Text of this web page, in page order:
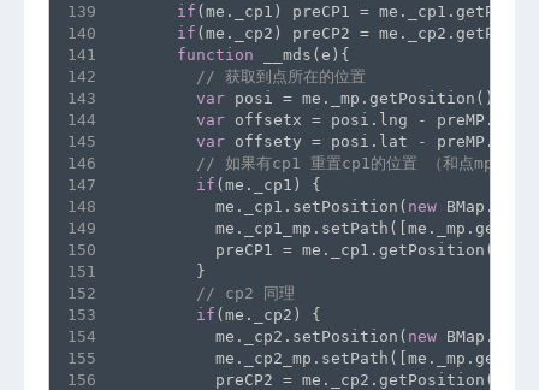
139
140
141
142
143
144
145
146
147
148
149
150
151
152
153
154
155
156
if (me._cp1) preCP1 =
if (me._cp2) preCP2 =
function __mds(e){
// 获取到点所在的位置
var posi = me._mp.getPosition();
var offsetx = posi.lng - preMP.lng;
var offsety = posi.lat - preMP.lat;
// 如果有cp1 重置cp1的位置 （和点mp联动
if (me._cp1) {
          me._cp1.setPosition(
new
          preCP1 = me._cp1.getPosition();
        }
// cp2 同理
if (me._cp2) {
          me._cp2.setPosition(
new
          preCP2 = me._cp2.getPosition();